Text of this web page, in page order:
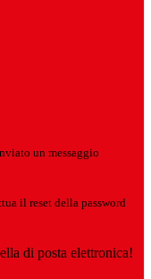
un messaggio
il reset della password
di posta elettronica!